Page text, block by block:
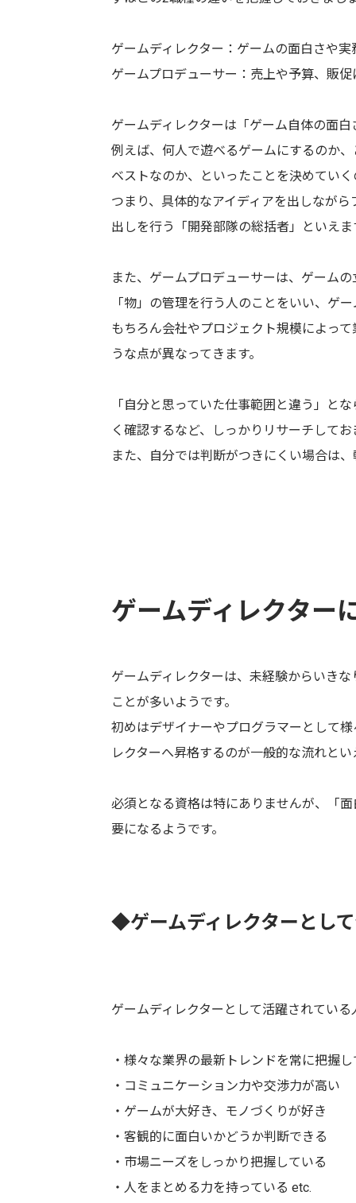
ゲームディレクター：ゲームの面白さや
ゲームプロデューサー：売上や予算、販
ゲームディレクターは「ゲーム自体の面
例えば、何人で遊べるゲームにするのか
ベストなのか、といったことを決めてい
つまり、具体的なアイディアを出しなが
出しを行う「開発部隊の総括者」といえま
また、ゲームプロデューサーは、ゲーム
「物」の管理を行う人のことをいい、ゲ
もちろん会社やプロジェクト規模によっ
うな点が異なってきます。
「自分と思っていた仕事範囲と違う」と
く確認するなど、しっかりリサーチして
また、自分では判断がつきにくい場合は
ゲームディレクター
ゲームディレクターは、未経験からいき
ことが多いようです。
初めはデザイナーやプログラマーとして
レクターへ昇格するのが一般的な流れとい
必須となる資格は特にありませんが、「
要になるようです。
◆ゲームディレクターとし
ゲームディレクターとして活躍されてい
・様々な業界の最新トレンドを常に把握
・コミュニケーション力や交渉力が高い
・ゲームが大好き、モノづくりが好き
・客観的に面白いかどうか判断できる
・市場ニーズをしっかり把握している
・人をまとめる力を持っている etc.